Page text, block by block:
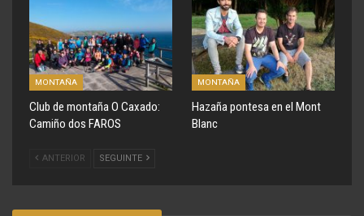
MONTAÑA
Club de montaña O Caxado:
Camiño dos FAROS
MONTAÑA
Hazaña pontesa en el Mont
Blanc
ANTERIOR SEGUINTE